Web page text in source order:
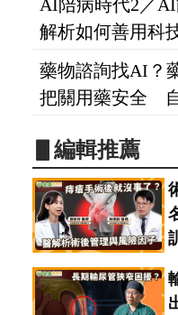
AI陪病時代2／
解析如何善用科
藥物諮詢找AI？
把關用藥安全
▋編輯推薦